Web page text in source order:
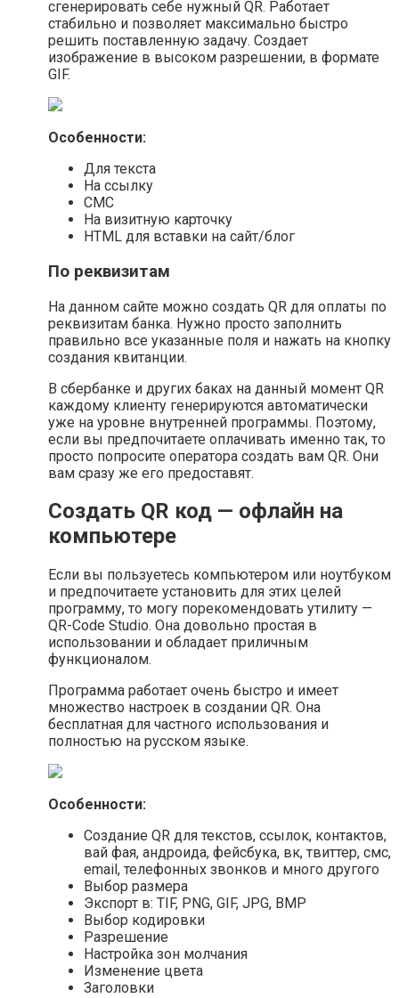
сгенерировать себе нужный QR. Работает
стабильно и позволяет максимально быстро
решить поставленную задачу. Создает
изображение в высоком разрешении, в формате
GIF.
Особенности:
Для текста
На ссылку
СМС
На визитную карточку
HTML для вставки на сайт/блог
По реквизитам
На данном сайте можно создать QR для оплаты по
реквизитам банка. Нужно просто заполнить
правильно все указанные поля и нажать на кнопку
создания квитанции.
В сбербанке и других баках на данный момент QR
каждому клиенту генерируются автоматически
уже на уровне внутренней программы. Поэтому,
если вы предпочитаете оплачивать именно так, то
просто попросите оператора создать вам QR. Они
вам сразу же его предоставят.
Создать QR код — офлайн на
компьютере
Если вы пользуетесь компьютером или ноутбуком
и предпочитаете установить для этих целей
программу, то могу порекомендовать утилиту —
QR-Code Studio. Она довольно простая в
использовании и обладает приличным
функционалом.
Программа работает очень быстро и имеет
множество настроек в создании QR. Она
бесплатная для частного использования и
полностью на русском языке.
Особенности:
Создание QR для текстов, ссылок, контактов,
вай фая, андроида, фейсбука, вк, твиттер, смс,
email, телефонных звонков и много другого
Выбор размера
Экспорт в: TIF, PNG, GIF, JPG, BMP
Выбор кодировки
Разрешение
Настройка зон молчания
Изменение цвета
Заголовки